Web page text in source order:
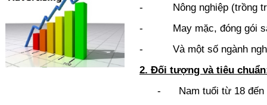
- Nông nghiệp (trồng
- May mặc, đóng gói
- Và một số ngành
2. Đối tượng và tiêu chuẩn
- Nam tuổi từ 18 đến